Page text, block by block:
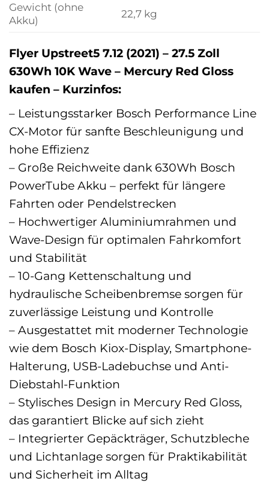
Gewicht (ohne
Akku)
22,7 kg
Flyer Upstreet5 7.12 (2021) – 27.5 Zoll
630Wh 10K Wave – Mercury Red Gloss
kaufen – Kurzinfos:
– Leistungsstarker Bosch Performance Line
CX-Motor für sanfte Beschleunigung und
hohe Effizienz
– Große Reichweite dank 630Wh Bosch
PowerTube Akku – perfekt für längere
Fahrten oder Pendelstrecken
– Hochwertiger Aluminiumrahmen und
Wave-Design für optimalen Fahrkomfort
und Stabilität
– 10-Gang Kettenschaltung und
hydraulische Scheibenbremse sorgen für
zuverlässige Leistung und Kontrolle
– Ausgestattet mit moderner Technologie
wie dem Bosch Kiox-Display, Smartphone-
Halterung, USB-Ladebuchse und Anti-
Diebstahl-Funktion
– Stylisches Design in Mercury Red Gloss,
das garantiert Blicke auf sich zieht
– Integrierter Gepäckträger, Schutzbleche
und Lichtanlage sorgen für Praktikabilität
und Sicherheit im Alltag